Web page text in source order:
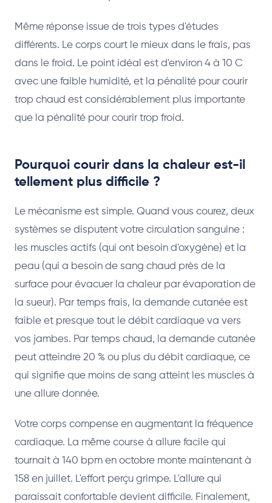
Même réponse issue de trois types d'études
différents. Le corps court le mieux dans le frais, pas
dans le froid. Le point idéal est d'environ 4 à 10 C
avec une faible humidité, et la pénalité pour courir
trop chaud est considérablement plus importante
que la pénalité pour courir trop froid.
Pourquoi courir dans la chaleur est-il
tellement plus difficile ?
Le mécanisme est simple. Quand vous courez, deux
systèmes se disputent votre circulation sanguine :
les muscles actifs (qui ont besoin d'oxygène) et la
peau (qui a besoin de sang chaud près de la
surface pour évacuer la chaleur par évaporation de
la sueur). Par temps frais, la demande cutanée est
faible et presque tout le débit cardiaque va vers
vos jambes. Par temps chaud, la demande cutanée
peut atteindre 20 % ou plus du débit cardiaque, ce
qui signifie que moins de sang atteint les muscles à
une allure donnée.
Votre corps compense en augmentant la fréquence
cardiaque. La même course à allure facile qui
tournait à 140 bpm en octobre monte maintenant à
158 en juillet. L'effort perçu grimpe. L'allure qui
paraissait confortable devient difficile. Finalement,